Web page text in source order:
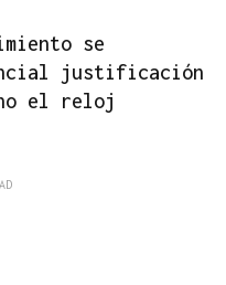
se
justificación
el reloj